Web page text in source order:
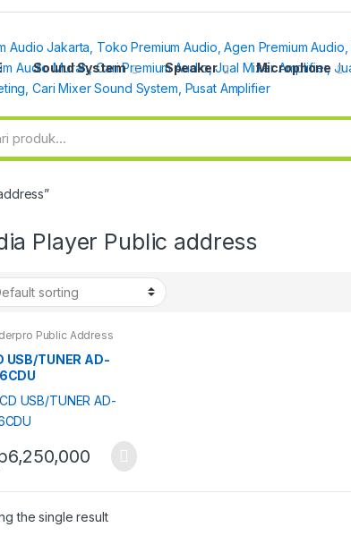
Sound System Speaker Microphone
Player Public address
Public Address
USB/TUNER AD-
6,250,000
the single result